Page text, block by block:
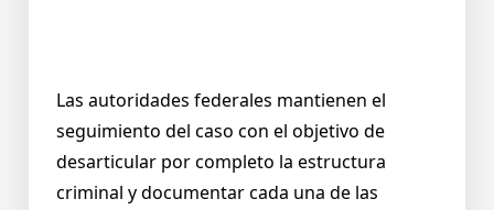
Las autoridades federales mantienen el
seguimiento del caso con el objetivo de
desarticular por completo la estructura
criminal y documentar cada una de las